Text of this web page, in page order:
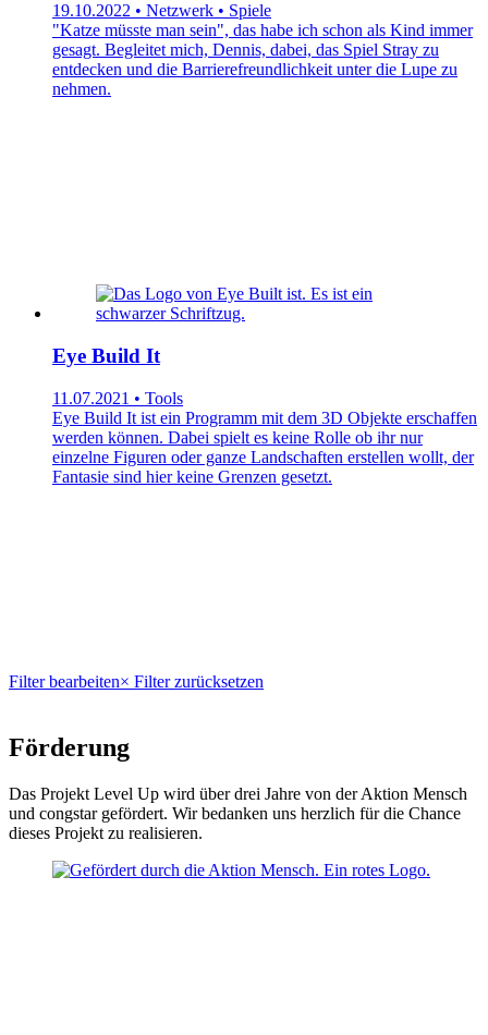
19.10.2022 • Netzwerk • Spiele
"Katze müsste man sein", das habe ich schon als Kind immer
gesagt. Begleitet mich, Dennis, dabei, das Spiel Stray zu
entdecken und die Barrierefreundlichkeit unter die Lupe zu
nehmen.
Eye Build It
11.07.2021 • Tools
Eye Build It ist ein Programm mit dem 3D Objekte erschaffen
werden können. Dabei spielt es keine Rolle ob ihr nur
einzelne Figuren oder ganze Landschaften erstellen wollt, der
Fantasie sind hier keine Grenzen gesetzt.
Filter bearbeiten× Filter zurücksetzen
Förderung
Das Projekt Level Up wird über drei Jahre von der Aktion Mensch
und congstar gefördert. Wir bedanken uns herzlich für die Chance
dieses Projekt zu realisieren.